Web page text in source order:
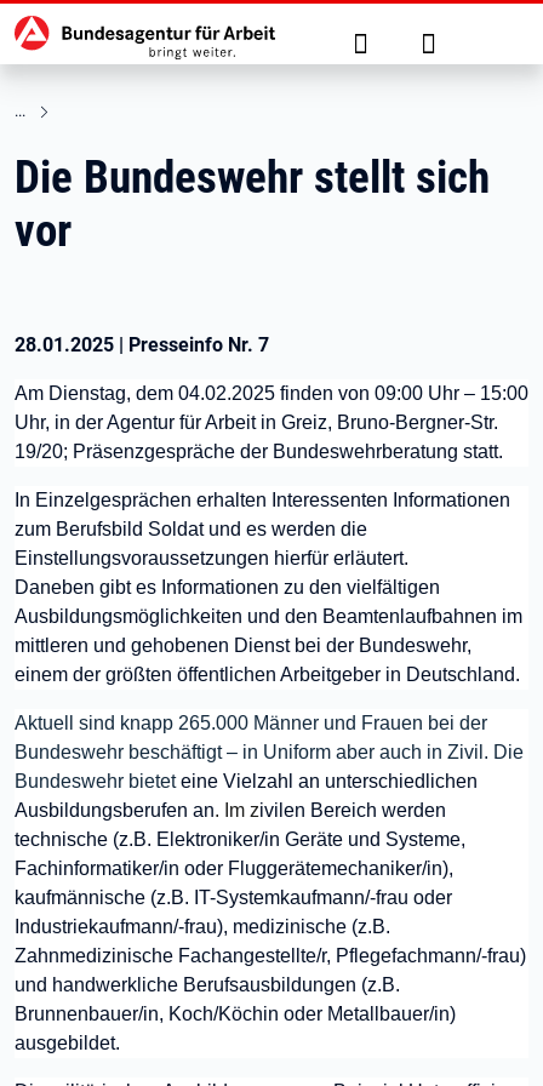
zu den Hauptinhalten springen
Hauptnavigation Suche Anmelden
Die Bundeswehr stellt sich
vor
28.01.2025 | Presseinfo Nr. 7
Am Dienstag, dem 04.02.2025 finden von 09:00 Uhr – 15:00
Uhr, in der Agentur für Arbeit in Greiz, Bruno-Bergner-Str.
19/20; Präsenzgespräche der Bundeswehrberatung statt.
In Einzelgesprächen erhalten Interessenten Informationen
zum Berufsbild Soldat und es werden die
Einstellungsvoraussetzungen hierfür erläutert.
Daneben gibt es Informationen zu den vielfältigen
Ausbildungsmöglichkeiten und den Beamtenlaufbahnen im
mittleren und gehobenen Dienst bei der Bundeswehr,
einem der größten öffentlichen Arbeitgeber in Deutschland.
Aktuell sind knapp 265.000 Männer und Frauen bei der
Bundeswehr beschäftigt – in Uniform aber auch in Zivil. Die
Bundeswehr bieteteine Vielzahl an unterschiedlichen
Ausbildungsberufen an. Im zivilen Bereich werden
technische (z.B. Elektroniker/in Geräte und Systeme,
Fachinformatiker/in oder Fluggerätemechaniker/in),
kaufmännische (z.B. IT-Systemkaufmann/-frau oder
Industriekaufmann/-frau), medizinische (z.B.
Zahnmedizinische Fachangestellte/r, Pflegefachmann/-frau)
und handwerkliche Berufsausbildungen (z.B.
Brunnenbauer/in, Koch/Köchin oder Metallbauer/in)
ausgebildet.